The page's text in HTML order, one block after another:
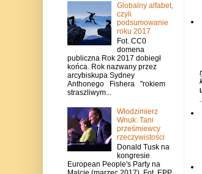
Globalny alfabet,
czyli
podsumowanie
roku 2017
Fot. CC0
domena
publiczna Rok 2017 dobiegł
końca. Rok nazwany przez
arcybiskupa Sydney
Anthonego Fishera "rokiem
straszliwym...
Włodzimierz
Wnuk: Tani
prześmiewcy
rzeczywistości
Donald Tusk na
kongresie
European People's Party na